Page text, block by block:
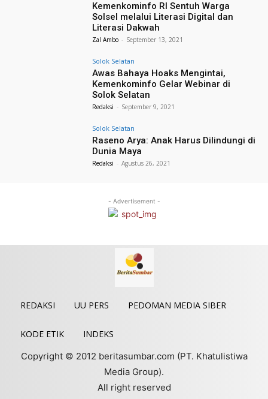
Kemenkominfo RI Sentuh Warga
Solsel melalui Literasi Digital dan
Literasi Dakwah
Zal Ambo - September 13, 2021
Solok Selatan
Awas Bahaya Hoaks Mengintai,
Kemenkominfo Gelar Webinar di
Solok Selatan
Redaksi - September 9, 2021
Solok Selatan
Raseno Arya: Anak Harus Dilindungi di
Dunia Maya
Redaksi - Agustus 26, 2021
- Advertisement -
REDAKSI UU PERS PEDOMAN MEDIA SIBER
KODE ETIK
INDEKS
Copyright © 2012 beritasumbar.com (PT. Khatulistiwa
Media Group).
All right reserved